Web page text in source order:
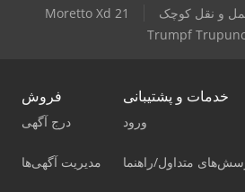
Moretto Xd 21
و نقل کوچک
Trumpf
فروش
درج آگهی
مدیریت آگهی‌ها
خدمات و پشتیبانی
ورود
متداول/راهنما